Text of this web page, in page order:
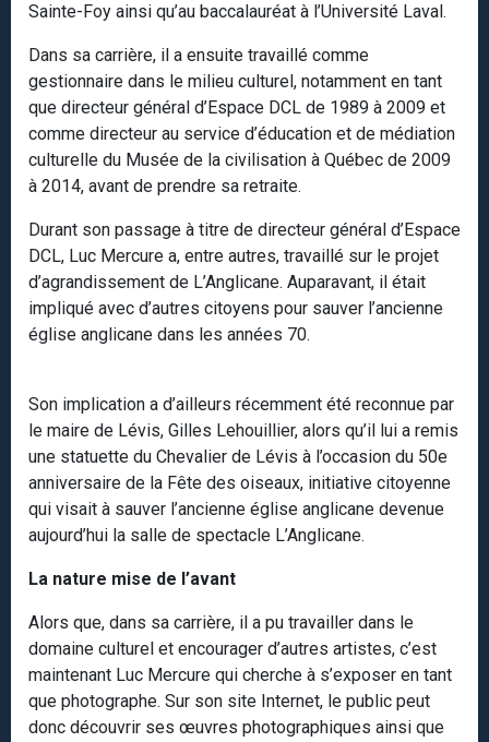
Sainte-Foy ainsi qu’au baccalauréat à l’Université Laval.
Dans sa carrière, il a ensuite travaillé comme
gestionnaire dans le milieu culturel, notamment en tant
que directeur général d’Espace DCL de 1989 à 2009 et
comme directeur au service d’éducation et de médiation
culturelle du Musée de la civilisation à Québec de 2009
à 2014, avant de prendre sa retraite.
Durant son passage à titre de directeur général d’Espace
DCL, Luc Mercure a, entre autres, travaillé sur le projet
d’agrandissement de L’Anglicane. Auparavant, il était
impliqué avec d’autres citoyens pour sauver l’ancienne
église anglicane dans les années 70.
Son implication a d’ailleurs récemment été reconnue par
le maire de Lévis, Gilles Lehouillier, alors qu’il lui a remis
une statuette du Chevalier de Lévis à l’occasion du 50e
anniversaire de la Fête des oiseaux, initiative citoyenne
qui visait à sauver l’ancienne église anglicane devenue
aujourd’hui la salle de spectacle L’Anglicane.
La nature mise de l’avant
Alors que, dans sa carrière, il a pu travailler dans le
domaine culturel et encourager d’autres artistes, c’est
maintenant Luc Mercure qui cherche à s’exposer en tant
que photographe. Sur son site Internet, le public peut
donc découvrir ses œuvres photographiques ainsi que